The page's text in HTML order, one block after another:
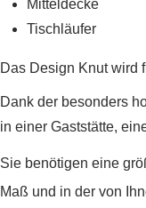
Mitteldecke
Tischläufer
Das Design Knutwird
Dank der besonders
in einer Gaststätte,
Sie benötigen eine
Maß und in der von